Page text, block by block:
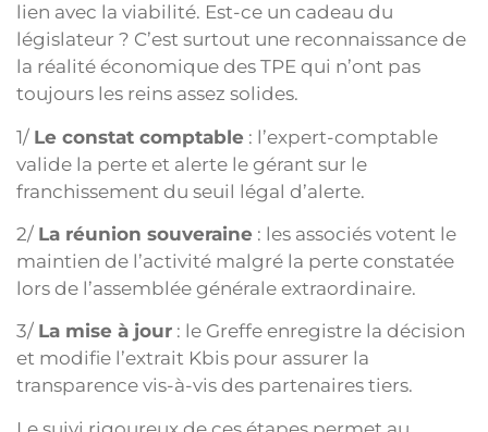
lien avec la viabilité. Est-ce un cadeau du
législateur ? C’est surtout une reconnaissance de
la réalité économique des TPE qui n’ont pas
toujours les reins assez solides.
1/ Le constat comptable : l’expert-comptable
valide la perte et alerte le gérant sur le
franchissement du seuil légal d’alerte.
2/ La réunion souveraine : les associés votent le
maintien de l’activité malgré la perte constatée
lors de l’assemblée générale extraordinaire.
3/ La mise à jour : le Greffe enregistre la décision
et modifie l’extrait Kbis pour assurer la
transparence vis-à-vis des partenaires tiers.